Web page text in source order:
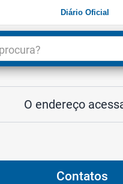
Diário Oficial
O endereço
Contatos